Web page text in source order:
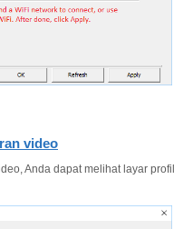
video
Anda dapat melihat layar profil